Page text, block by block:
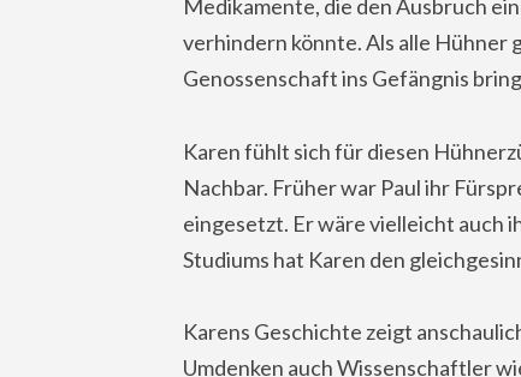
Medikamente, die den Ausbruch
verhindern könnte. Als alle Hühner
Genossenschaft ins Gefängnis
Karen fühlt sich für diesen
Nachbar. Früher war Paul ihr
eingesetzt. Er wäre vielleicht auch
Studiums hat Karen den
Karens Geschichte zeigt
Umdenken auch Wissenschaftler